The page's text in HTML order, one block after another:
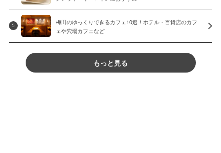
5
梅田のゆっくりできるカフェ10選！ホテル・百貨店のカフ
ェや穴場カフェなど
もっと見る